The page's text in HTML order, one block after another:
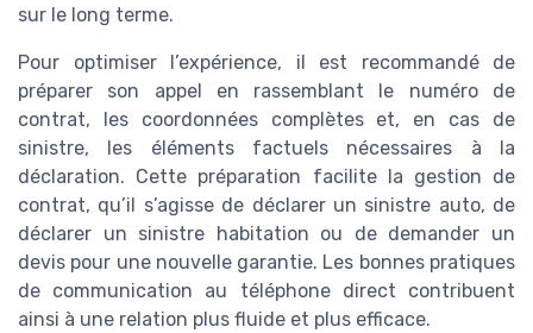
sur le long terme.
Pour optimiser l’expérience, il est recommandé de
préparer son appel en rassemblant le numéro de
contrat, les coordonnées complètes et, en cas de
sinistre, les éléments factuels nécessaires à la
déclaration. Cette préparation facilite la gestion de
contrat, qu’il s’agisse de déclarer un sinistre auto, de
déclarer un sinistre habitation ou de demander un
devis pour une nouvelle garantie. Les bonnes pratiques
de communication au téléphone direct contribuent
ainsi à une relation plus fluide et plus efficace.